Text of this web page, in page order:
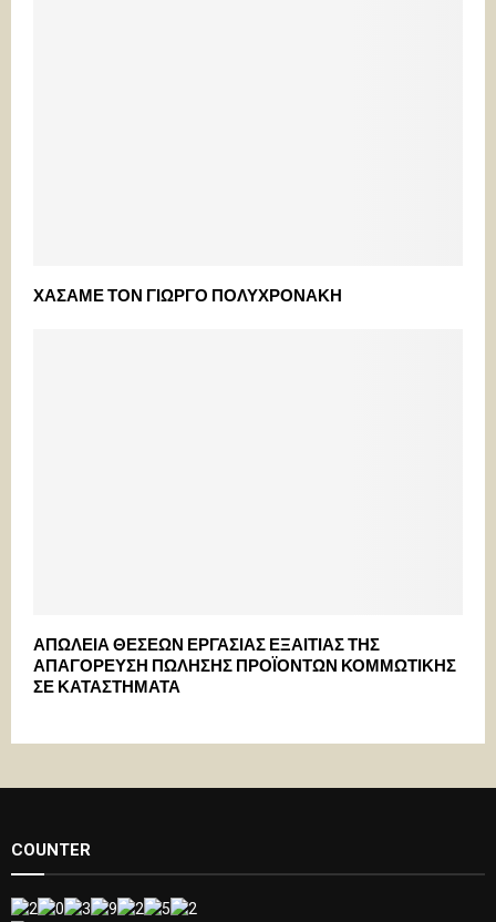
ΧΑΣΑΜΕ ΤΟΝ ΓΙΩΡΓΟ ΠΟΛΥΧΡΟΝΑΚΗ
ΑΠΩΛΕΙΑ ΘΕΣΕΩΝ ΕΡΓΑΣΙΑΣ ΕΞΑΙΤΙΑΣ ΤΗΣ
ΑΠΑΓΟΡΕΥΣΗ ΠΩΛΗΣΗΣ ΠΡΟΪΟΝΤΩΝ ΚΟΜΜΩΤΙΚΗΣ
ΣΕ ΚΑΤΑΣΤΗΜΑΤΑ
COUNTER